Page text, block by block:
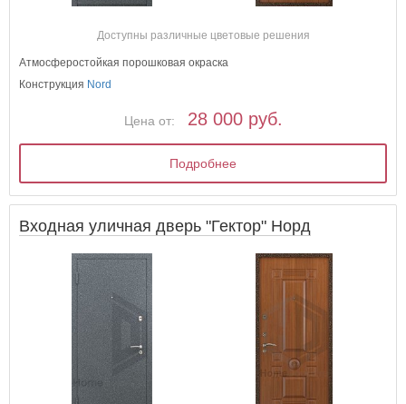
Доступны различные цветовые решения
Атмосферостойкая порошковая окраска
Конструкция Nord
Цена от: 28 000 руб.
Подробнее
Входная уличная дверь "Гектор" Норд